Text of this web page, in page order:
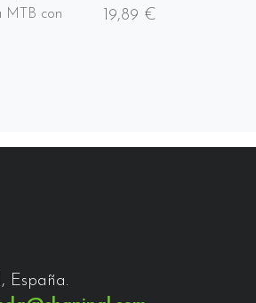
MTB con
19,89 €
España.